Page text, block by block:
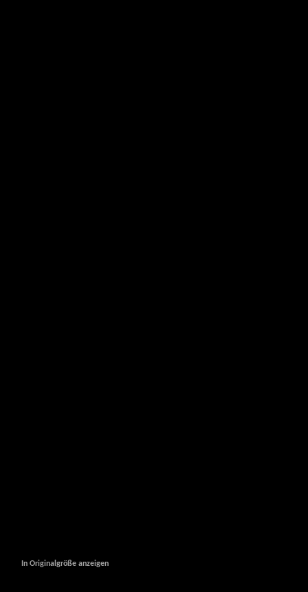
In Originalgröße anzeigen
In Originalgröße anzeigen
In Originalgröße anzeigen